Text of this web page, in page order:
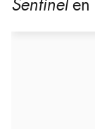
Sentinelen